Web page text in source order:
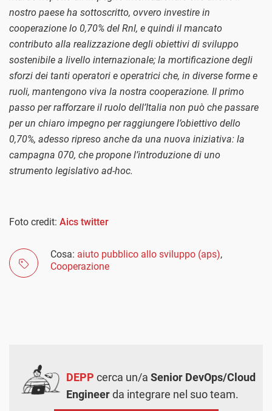
nostro paese ha sottoscritto, ovvero investire in
cooperazione lo 0,70% del Rnl, e quindi il mancato
contributo alla realizzazione degli obiettivi di sviluppo
sostenibile a livello internazionale; la mortificazione degli
sforzi dei tanti operatori e operatrici che, in diverse forme e
ruoli, mantengono viva la nostra cooperazione. Il primo
passo per rafforzare il ruolo dell’Italia non può che passare
per un chiaro impegno per raggiungere l’obiettivo dello
0,70%, adesso ripreso anche da una nuova iniziativa: la
campagna 070, che propone l’introduzione di uno
strumento legislativo ad-hoc.
Foto credit: Aics twitter
Cosa: aiuto pubblico allo sviluppo (aps),
Cooperazione
DEPP cerca un/a Senior DevOps/Cloud
Engineerda integrare nel suo team.